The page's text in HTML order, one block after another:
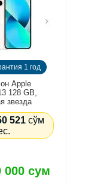
1 год
Apple
128 GB,
звезда
000 сум
521 сўм